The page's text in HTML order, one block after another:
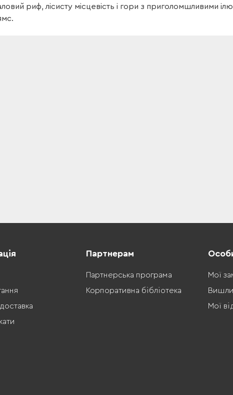
риф, лісисту місцевість і гори з приголомшливими
Партнерам
Партнерська програма
Корпоративна бібліотека
Мої
Мої